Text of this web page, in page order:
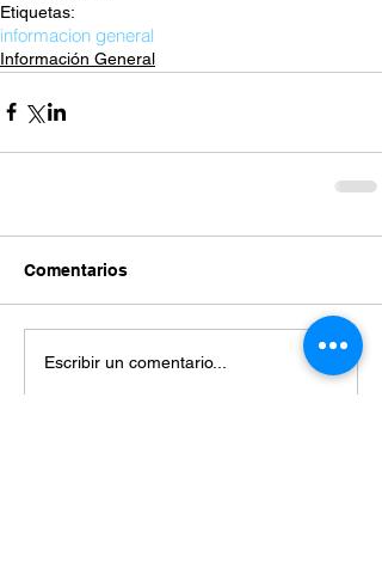
Etiquetas:
informacion general
Información General
Comentarios
Escribir un comentario...